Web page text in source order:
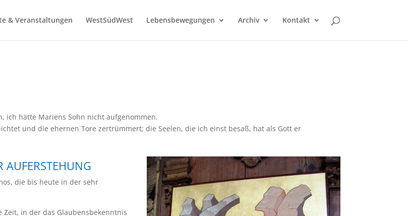
& Veranstaltungen WestSüdWest Lebensbewegungen Archiv Kontakt
ich hätte Mariens Sohn nicht aufgenommen.
und die ehernen Tore zertrümmert; die Seelen, die ich einst besaß, hat als Gott er
AUFERSTEHUNG
die bis heute in der sehr
Zeit, in der das Glaubensbekenntnis